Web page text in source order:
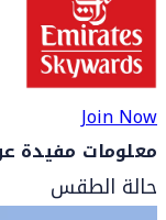
Join Now
معلومات مفيدة
حالة الطقس